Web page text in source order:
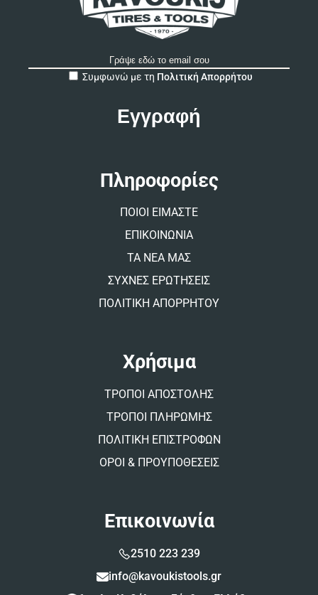
Συμφωνώ με τη Πολιτική Απορρήτου
Πληροφορίες
ΠΟΙΟΙ ΕΙΜΑΣΤΕ
ΕΠΙΚΟΙΝΩΝΙΑ
ΤΑ ΝΕΑ ΜΑΣ
ΣΥΧΝΕΣ ΕΡΩΤΗΣΕΙΣ
ΠΟΛΙΤΙΚΗ ΑΠΟΡΡΗΤΟΥ
Χρήσιμα
ΤΡΟΠΟΙ ΑΠΟΣΤΟΛΗΣ
ΤΡΟΠΟΙ ΠΛΗΡΩΜΗΣ
ΠΟΛΙΤΙΚΗ ΕΠΙΣΤΡΟΦΩΝ
ΟΡΟΙ & ΠΡΟΥΠΟΘΕΣΕΙΣ
Επικοινωνία
2510 223 239
info@kavoukistools.gr